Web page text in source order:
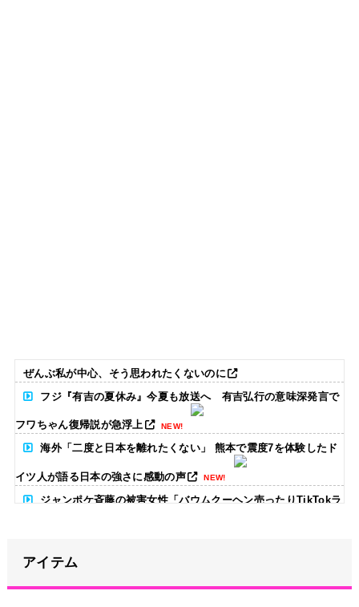
ぜんぶ私が中心、そう思われたくないのに
フジ『有吉の夏休み』今夏も放送へ 有吉弘行の意味深発言で
フワちゃん復帰説が急浮上 NEW!
海外「二度と日本を離れたくない」 熊本で震度7を体験したド
イツ人が語る日本の強さに感動の声 NEW!
ジャンポケ斉藤の被害女性「バウムクーヘン売ったりTikTokラ
アイテム